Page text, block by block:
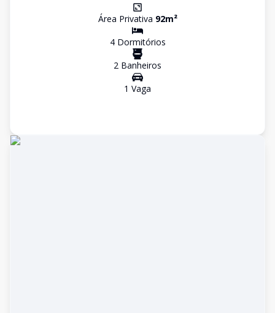
Área Privativa 92m²
4Dormitórios
2 Banheiros
1 Vaga